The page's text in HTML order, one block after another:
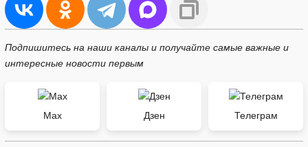
Подпишитесь на наши каналы и получайте самые важные и
интересные новости первым
Max Дзен Телеграм